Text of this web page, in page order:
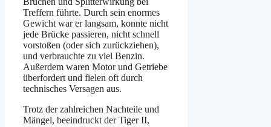
Treffern führte. Durch sein enormes
Gewicht war er langsam, konnte nicht
jede Brücke passieren, nicht schnell
vorstoßen (oder sich zurückziehen),
und verbrauchte zu viel Benzin.
Außerdem waren Motor und Getriebe
überfordert und fielen oft durch
technisches Versagen aus.
Trotz der zahlreichen Nachteile und
Mängel, beeindruckt der Tiger II,